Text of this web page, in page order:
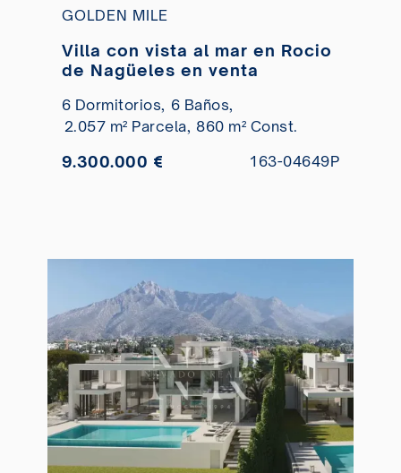
GOLDEN MILE
Villa con vista al mar en Rocio
de Nagüeles en venta
6 Dormitorios, 6 Baños,
2.057 m² Parcela, 860 m² Const.
9.300.000 € 163-04649P